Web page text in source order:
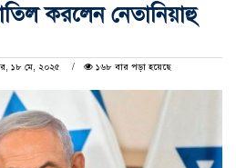
করলেন নেতানিয়াহু
১৮ মে, ২০২৫
১৬৮ বার পড়া হয়েছে